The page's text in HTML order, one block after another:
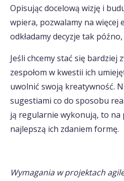
Opisując docelową wizję i
wpiera, pozwalamy na więcej
odkładamy decyzje tak
Jeśli chcemy stać się bardziej
zespołom w kwestii ich
uwolnić swoją kreatywność.
sugestiami co do sposobu
ją regularnie wykonują, to na
najlepszą ich zdaniem formę.
Wymagania w projektach